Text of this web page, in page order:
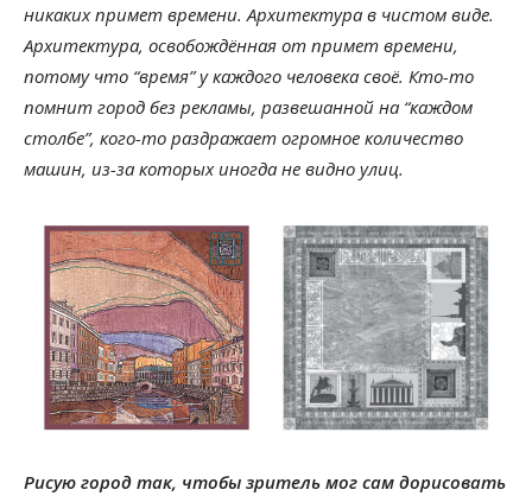
никаких примет времени. Архитектура в чистом виде.
Архитектура, освобождённая от примет времени,
потому что “время” у каждого человека своё. Кто-то
помнит город без рекламы, развешанной на “каждом
столбе”, кого-то раздражает огромное количество
машин, из-за которых иногда не видно улиц.
Рисую город так, чтобы зритель мог сам дорисовать